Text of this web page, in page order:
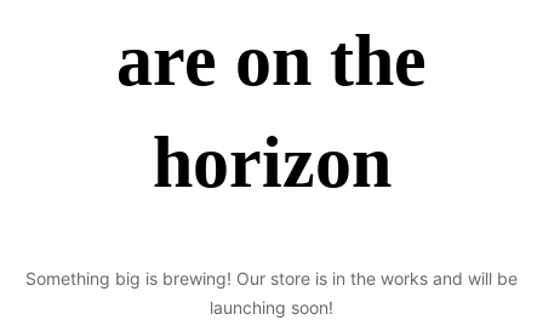
are on the
horizon
Something big is brewing! Our store is in the works and will be
launching soon!